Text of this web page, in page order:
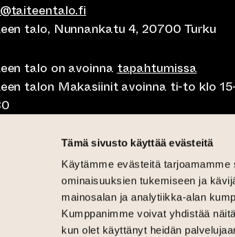
Tämä sivusto käyttää evästeitä
Käytämme evästeitä
ominaisuuksien tukemiseen ja
mainosalan ja analytiikka-alan
Kumppanimme voivat yhdistää
kun olet käyttänyt heidän
talo, Nunnankatu 4, 20700 Turku
talo on avoinna tapahtumissa
talon Makasiinit avoinna ti-to klo
Elephanten su-ma klo 10-20, ti-to klo
Taiteen talo ma-pe lounas klo
ja brunssi su klo 11-15
Galleria ti-su 12-18